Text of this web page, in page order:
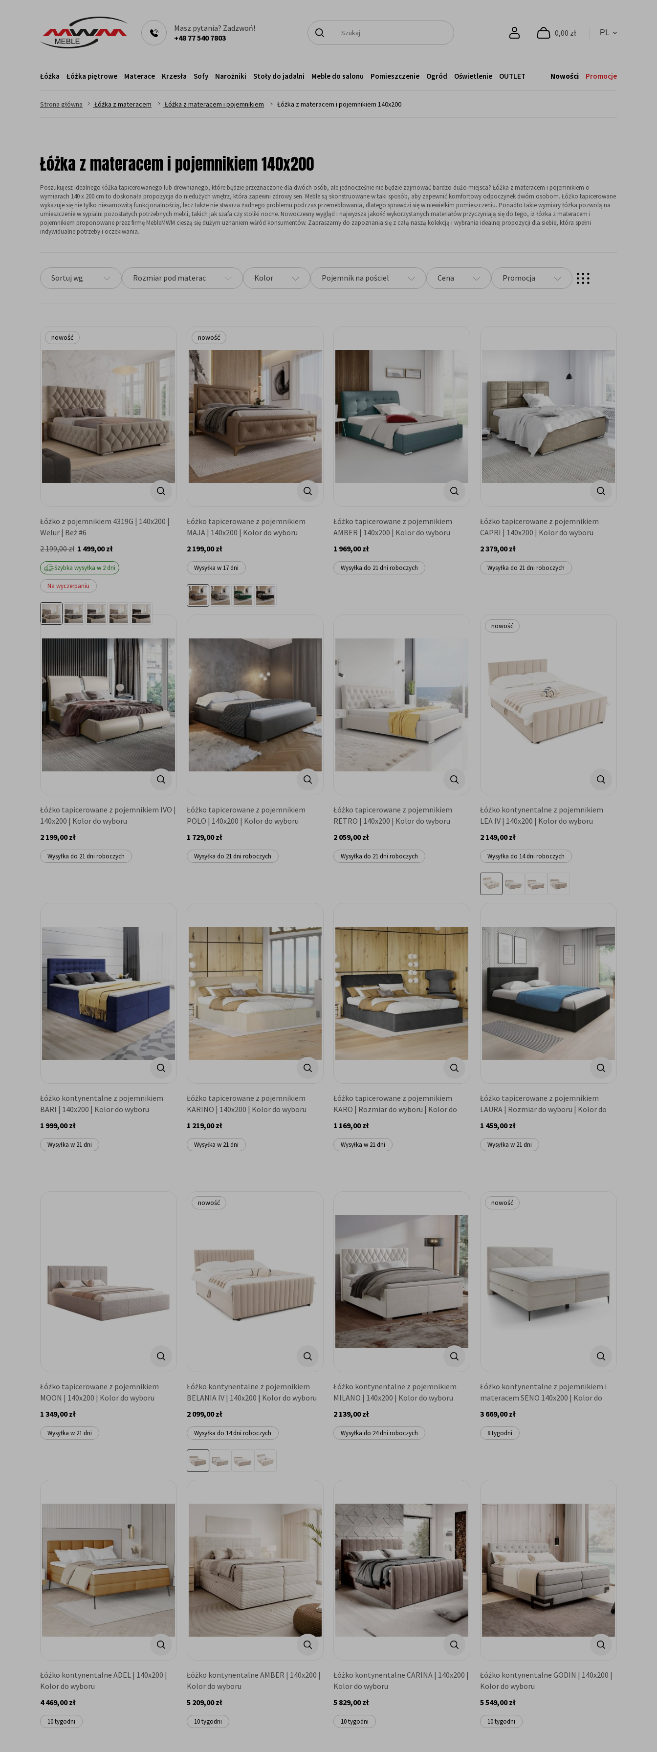
0,00 zł
Masz pytania? Zadzwoń!
+48 77 540 7803
Nowości Promocje
Łóżka Łóżka piętrowe Materace Krzesła Sofy Narożniki Stoły do jadalni Meble do salonu Pomieszczenie Ogród Oświetlenie OUTLET
Strona główna > Łóżka z materacem > Łóżka z materacem i pojemnikiem > Łóżka z materacem i pojemnikiem 140x200
Łóżka z materacem i pojemnikiem 140x200
Poszukujesz idealnego łóżka tapicerowanego lub drewnianego, które będzie przeznaczone dla dwóch osób, ale jednocześnie nie będzie zajmować bardzo dużo miejsca? Łóżka z materacem i pojemnikiem o
wymiarach 140 x 200 cm to doskonała propozycja do niedużych wnętrz, która zapewni zdrowy sen. Meble są skonstruowane w taki sposób, aby zapewnić komfortowy odpoczynek dwóm osobom. Łóżko tapicerowane
wykazuje się nie tylko niesamowitą funkcjonalnością, lecz także nie stwarza żadnego problemu podczas przemeblowania, dlatego sprawdzi się w niewielkim pomieszczeniu. Ponadto takie wymiary łóżka pozwolą na
umieszczenie w sypialni pozostałych potrzebnych mebli, takich jak szafa czy stoliki nocne. Nowoczesny wygląd i najwyższa jakość wykorzystanych materiałów przyczyniają się do tego, iż łóżka z materacem i
pojemnikiem proponowane przez firmę MebleMWM cieszą się dużym uznaniem wśród konsumentów. Zapraszamy do zapoznania się z całą naszą kolekcją i wybrania idealnej propozycji dla siebie, która spełni
indywidualne potrzeby i oczekiwania.
Sortuj wg Rozmiar pod materac Kolor Pojemnik na pościel Cena Promocja
Łóżko z pojemnikiem 4319G | 140x200 |
Welur | Beż #6
1 499,00 zł
2 199,00 zł
Szybka wysyłka w 2 dni
Na wyczerpaniu
nowość
Łóżko tapicerowane z pojemnikiem
MAJA | 140x200 | Kolor do wyboru
2 199,00 zł
Wysyłka w 17 dni
nowość
Łóżko tapicerowane z pojemnikiem
AMBER | 140x200 | Kolor do wyboru
1 969,00 zł
Wysyłka do 21 dni roboczych
Łóżko tapicerowane z pojemnikiem
CAPRI | 140x200 | Kolor do wyboru
2 379,00 zł
Wysyłka do 21 dni roboczych
Łóżko tapicerowane z pojemnikiem IVO |
140x200 | Kolor do wyboru
2 199,00 zł
Wysyłka do 21 dni roboczych
Łóżko tapicerowane z pojemnikiem
POLO | 140x200 | Kolor do wyboru
1 729,00 zł
Wysyłka do 21 dni roboczych
Łóżko tapicerowane z pojemnikiem
RETRO | 140x200 | Kolor do wyboru
2 059,00 zł
Wysyłka do 21 dni roboczych
Łóżko kontynentalne z pojemnikiem
LEA IV | 140x200 | Kolor do wyboru
2 149,00 zł
Wysyłka do 14 dni roboczych
nowość
Łóżko kontynentalne z pojemnikiem
BARI | 140x200 | Kolor do wyboru
1 999,00 zł
Wysyłka w 21 dni
Łóżko tapicerowane z pojemnikiem
KARINO | 140x200 | Kolor do wyboru
1 219,00 zł
Wysyłka w 21 dni
Łóżko tapicerowane z pojemnikiem
KARO | Rozmiar do wyboru | Kolor do
1 169,00 zł
Wysyłka w 21 dni
Łóżko tapicerowane z pojemnikiem
LAURA | Rozmiar do wyboru | Kolor do
1 459,00 zł
Wysyłka w 21 dni
Łóżko tapicerowane z pojemnikiem
MOON | 140x200 | Kolor do wyboru
1 349,00 zł
Wysyłka w 21 dni
Łóżko kontynentalne z pojemnikiem
BELANIA IV | 140x200 | Kolor do wyboru
2 099,00 zł
Wysyłka do 14 dni roboczych
nowość
Łóżko kontynentalne z pojemnikiem
MILANO | 140x200 | Kolor do wyboru
2 139,00 zł
Wysyłka do 24 dni roboczych
Łóżko kontynentalne z pojemnikiem i
materacem SENO 140x200 | Kolor do
3 669,00 zł
8 tygodni
nowość
Łóżko kontynentalne ADEL | 140x200 |
Kolor do wyboru
4 469,00 zł
10 tygodni
Łóżko kontynentalne AMBER | 140x200 |
Kolor do wyboru
5 209,00 zł
10 tygodni
Łóżko kontynentalne CARINA | 140x200 |
Kolor do wyboru
5 829,00 zł
10 tygodni
Łóżko kontynentalne GODIN | 140x200 |
Kolor do wyboru
5 549,00 zł
10 tygodni